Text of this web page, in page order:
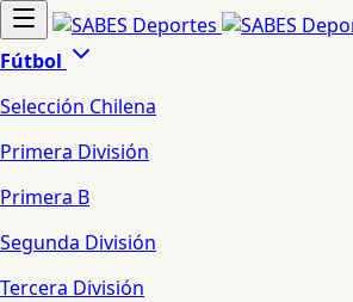
Fútbol
Selección Chilena
Primera División
Primera B
Segunda División
Tercera División